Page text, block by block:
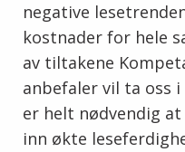
negative
kostnader for hele
av tiltakene
anbefaler vil ta oss
er helt nødvendig
inn økte